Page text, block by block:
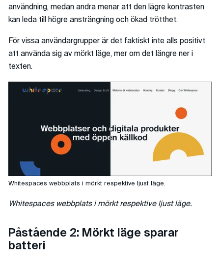
användning, medan andra menar att den lägre kontrasten
kan leda till högre ansträngning och ökad trötthet.
För vissa användargrupper är det faktiskt inte alls positivt
att använda sig av mörkt läge, mer om det längre ner i
texten.
Whitespaces webbplats i mörkt respektive ljust läge.
Whitespaces webbplats i mörkt respektive ljust läge.
Påstående 2: Mörkt läge sparar
batteri